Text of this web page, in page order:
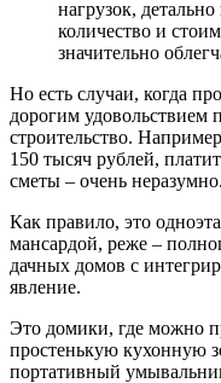
нагрузок,
количество и
значительно
Но есть случаи, когда
дорогим удовольствием
строительство.
150 тысяч рублей,
сметы – очень неразумно.
Как правило, это
мансардой, реже –
дачных домов с
явление.
Это домики, где можно
простенькую кухонную
портативный